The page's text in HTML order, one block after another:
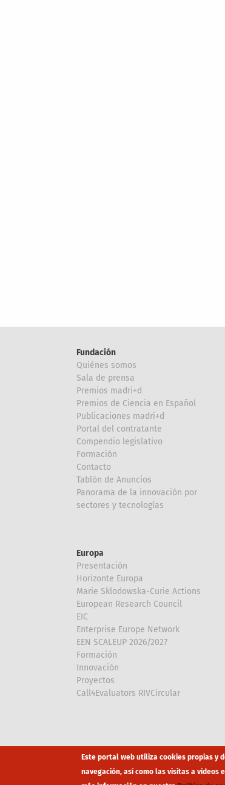
Fundación
Quiénes somos
Sala de prensa
Premios madri+d
Premios de Ciencia en Español
Publicaciones madri+d
Portal del contratante
Compendio legislativo
Formación
Contacto
Tablón de Anuncios
Panorama de la innovación por
sectores y tecnologías
Europa
Presentación
Horizonte Europa
Marie Sklodowska-Curie Actions
European Research Council
EIC
Enterprise Europe Network
EEN SCALEUP 2026/2027
Formación
Innovación
Proyectos
Call4Evaluators RIVCircular
Array
Este portal web utiliza cookies propias y
navegación, así como las visitas a